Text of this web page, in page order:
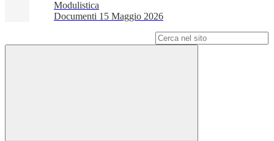
Modulistica
Documenti 15 Maggio 2026